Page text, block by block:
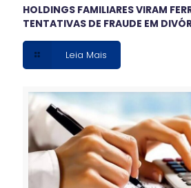
HOLDINGS FAMILIARES VIRAM
TENTATIVAS DE FRAUDE EM
Leia Mais